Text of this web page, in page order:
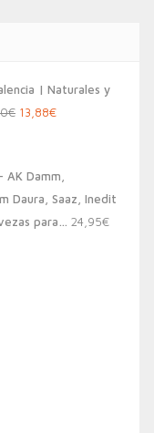
| Naturales y
€ El
era:
20,00€.
13,88€El
es:
13,88€.
AK Damm,
Daura, Saaz, Inedit
para… 24,95€